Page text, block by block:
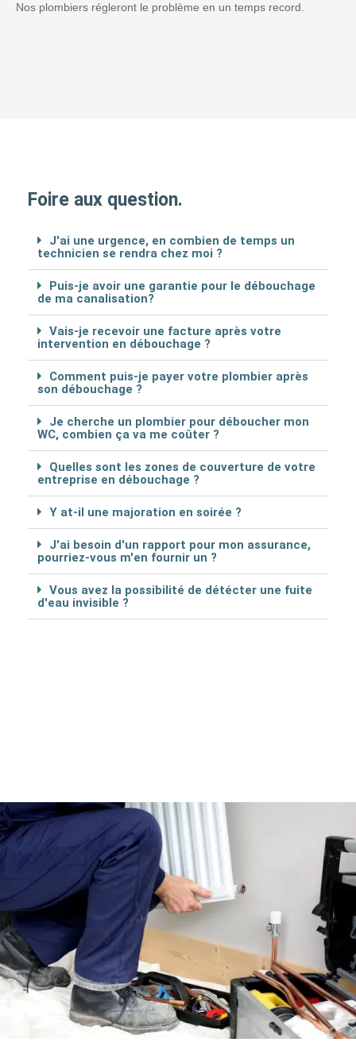
Nos plombiers régleront le problème en un temps record.
Foire aux question.
J'ai une urgence, en combien de temps un
technicien se rendra chez moi ?
Puis-je avoir une garantie pour le débouchage
de ma canalisation?
Vais-je recevoir une facture après votre
intervention en débouchage ?
Comment puis-je payer votre plombier après
son débouchage ?
Je cherche un plombier pour déboucher mon
WC, combien ça va me coûter ?
Quelles sont les zones de couverture de votre
entreprise en débouchage ?
Y at-il une majoration en soirée ?
J'ai besoin d'un rapport pour mon assurance,
pourriez-vous m'en fournir un ?
Vous avez la possibilité de détécter une fuite
d'eau invisible ?